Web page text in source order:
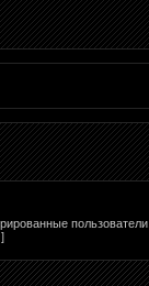
пользователи.